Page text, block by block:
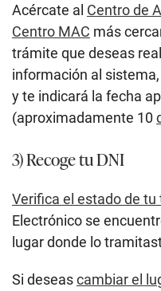
Acércate al Centro de
Centro MAC más
trámite que deseas
información al
y te indicará la fecha
(aproximadamente 10
3) Recoge tu DNI
Verifica el estado de tu
Electrónico se
lugar donde lo
Si deseascambiar el